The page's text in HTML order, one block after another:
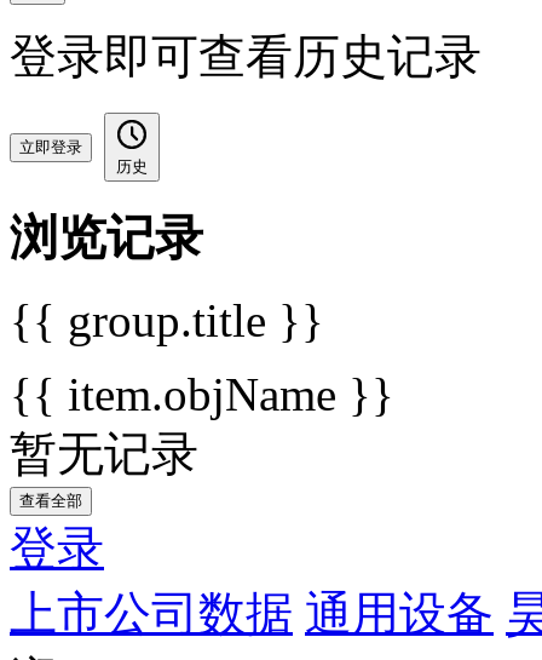
登录即可查看历史记录
立即登录
历史
浏览记录
{{ group.title }}
{{ item.objName }}
暂无记录
查看全部
登录
上市公司数据 通用设备